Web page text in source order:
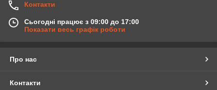
Контакти
Сьогодні працює з 09:00 до 17:00
Показати весь графік роботи
Про нас
Контакти